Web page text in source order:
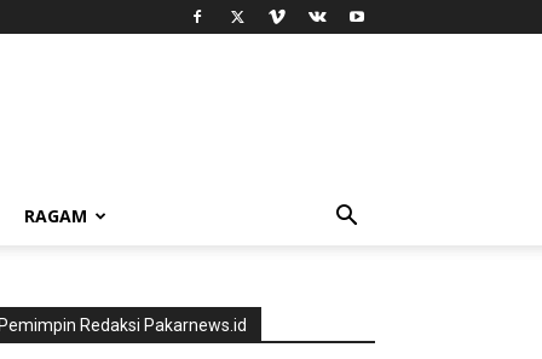
RAGAM
Pemimpin Redaksi Pakarnews.id